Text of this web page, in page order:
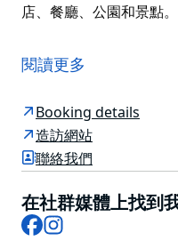
店、餐廳、公園和景點。
時尚。
提供設施齊全的豪華閣
浴、多層臥室和書房區域
您可以在健康休息室放
飯店設施齊全，讓您輕
心繁華地段的當地商店
閱讀更多
Booking details
造訪網站
聯絡我們
在社群媒體上找到
Facebook